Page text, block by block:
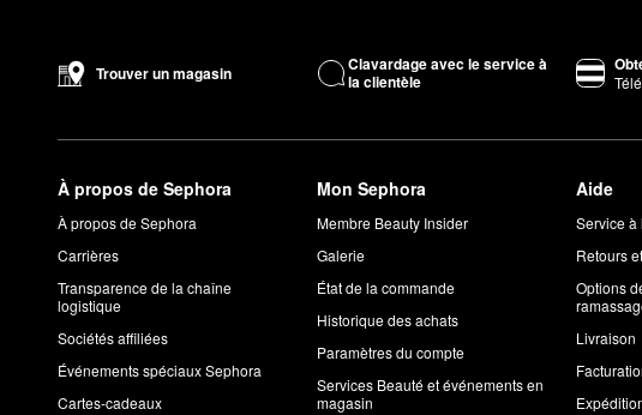
Trouver un magasin
Clavardage avec le service à
la clientèle
À propos de Sephora
À propos de Sephora
Carrières
Transparence de la chaîne
logistique
Sociétés affiliées
Événements spéciaux Sephora
Cartes-cadeaux
Mon Sephora
Membre Beauty Insider
Galerie
État de la commande
Historique des achats
Paramètres du compte
Services Beauté et événements en
magasin
Aide
Service
Retours
Options
Livraison